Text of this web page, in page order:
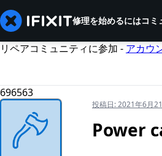
修理を始めるにはコミ
リペアコミュニティに参加 - アカウ
696563
投稿日:2021年6月
Power